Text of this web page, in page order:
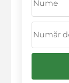
Deservim
Rascani,